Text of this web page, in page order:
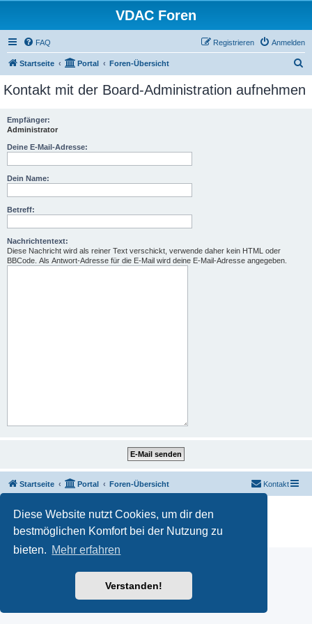
Diese Website nutzt Cookies, um dir den
bestmöglichen Komfort bei der Nutzung zu
bieten. Mehr erfahren
Verstanden!
VDAC Foren
FAQ Anmelden
Registrieren
Startseite Portal Foren-Übersicht
c
Kontakt mit der Board-Administration aufnehmen
Empfänger:
Administrator
Deine E-Mail-Adresse:
Dein Name:
Betreff:
Nachrichtentext:
Diese Nachricht wird als reiner Text verschickt, verwende daher kein HTML oder
BBCode. Als Antwort-Adresse für die E-Mail wird deine E-Mail-Adresse angegeben.
Startseite Portal Foren-Übersicht Kontakt
Powered by phpBB
® Forum Software © phpBB Limited
Deutsche Übersetzung durch
Datenschutz|Nutzungsbedingungen